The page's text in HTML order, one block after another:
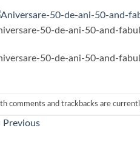
50-de-ani-50-and-
50-de-ani-50-and-
comments and trackbacks are
Previous